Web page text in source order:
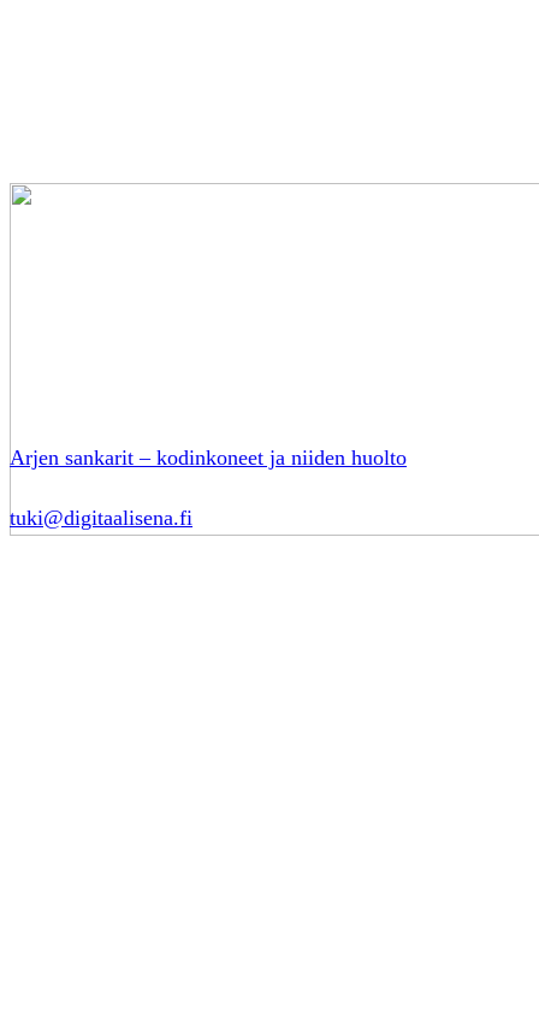
Arjen sankarit – kodinkoneet ja niiden huolto
tuki@digitaalisena.fi